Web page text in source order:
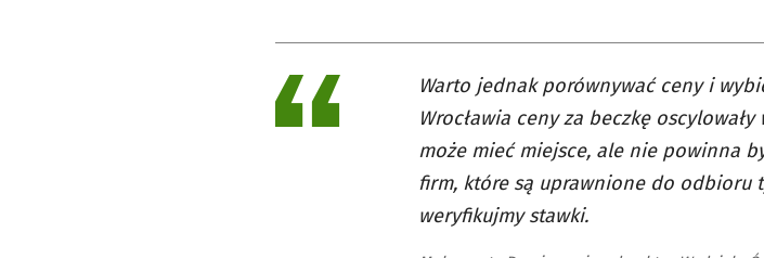
Warto jednak porównywać ceny i
Wrocławia ceny za beczkę
może mieć miejsce, ale nie powinna
firm, które są uprawnione do odbioru
weryfikujmy stawki.